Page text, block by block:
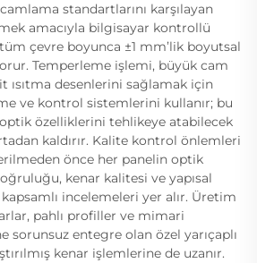
standartlarını karşılayan
amacıyla bilgisayar kontrollü
çevre boyunca ±1 mm’lik boyutsal
Temperleme işlemi, büyük cam
ısıtma desenlerini sağlamak için
ve kontrol sistemlerini kullanır; bu
optik özelliklerini tehlikeye atabilecek
kaldırır. Kalite kontrol önlemleri
önce her panelin optik
kenar kalitesi ve yapısal
incelemeleri yer alır. Üretim
pahlı profiller ve mimari
sorunsuz entegre olan özel yarıçaplı
kenar işlemlerine de uzanır.